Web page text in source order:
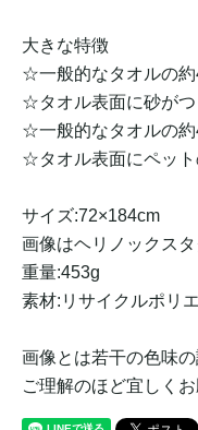
大きな特徴
☆一般的なタオルの
☆タオル表面に砂が
☆一般的なタオルの
☆タオル表面にペッ
サイズ:72×184cm
画像はヘリノックス
重量:453g
素材:リサイクルポリ
画像とは若干の色味の
ご理解のほど宜しくお